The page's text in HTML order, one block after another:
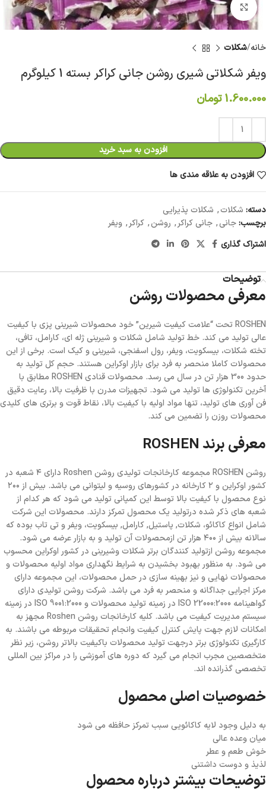
برای بزرگنمایی کلیک کنید
خانه شکلات
ویفر شکلاتی شیری روشن جانی کراکر بسته 1 کیلوگرم
1.600.000 تومان
افزودن به سبد خرید
افزودن به علاقه مندی ها
دسته: شکلات, شکلات پذیرایی
برچسب:جانی, جانی کراکر, روشن, کراکر, ویفر
اشتراک گذاری
توضیحات
معرفی محصولات روشن
ROSHEN تحت “علامت کیفیت شیرین” خود محصولات شیرینی پزی با کیفیت
عالی تولید می کند. خط تولید شامل شکلات و شیرینی ژله ای، کارامل، تافی،
تخته شکلات، بیسکویت، ویفر، رول اسفنجی، شیرینی و کیک است. برخی از این
محصولات کاملا منحصر به فرد برای بازار اوکراین هستند. حجم کل تولید به
حدود 300 هزار تن در سال می رسد. محصولات قنادی ROSHEN مطابق با
آخرین تکنولوژی ها تولید می شود. تجهیزات مدرن با ظرفیت بالا، رعایت دقیق
فن آوری های تولید، تنها مواد اولیه با کیفیت بالا، نقاط قوت و برتری های کلیدی
محصولات روزن را تضمین می کند.
معرفی برند ROSHEN
روشن ROSHEN مجموعه کارخانجات تولیدی روشن Roshen دارای ۴ شعبه در
کشور اوکراین و ۲ کارخانه در کشورهای روسیه و لیتوانی می باشد. بیش از ۲۰۰
نوع محصول با کیفیت بالا توسط این کمپانی تولید می شود که هر کدام از
شعبه های ذکر شده درتولید یک محصول تمرکز دارند. محصولات این شرکت
شامل انواع کاکائو، شکلات, پاستیل, کارامل, بیسکویت، ویفر و تی تاب بوده که
سالانه بیش از ۴۰۰ هزار تن ازمحصولات آن تولید و به بازار عرضه می شود.
مجموعه روشن ازتولید کنندگان برتر شکلات وشیرینی در کشور اوکراین محسوب
می شود. به منظور بهبود بخشیدن به شرایط نگهداری مواد اولیه محصولات و
محصولات نهایی و نیز بهینه سازی در حمل محصولات، این مجموعه دارای
مرکز اجرایی جداگانه و منحصر به فرد می باشد. شرکت روشن تولیدی دارای
گواهینامه ISO 22000:2000 در زمینه تولید محصولات و ISO 9001:2000 در زمینه
سیستم مدیریت کیفیت می باشد. کلیه کارخانجات روشن Roshen مجهز به
امکانات لازم جهت پایش کنترل کیفیت وانجام تحقیقات مربوطه می باشند. به
کارگیری تکنولوژی برتر درجهت تولید محصولات باکیفیت بالاتر روشن، زیر نظر
متخصصین مجرب انجام می گیرد که دوره های آموزشی را در مراکز بین المللی
تخصصی گذرانده اند.
خصوصیات اصلی محصول
به دلیل وجود لایه کاکائویی سبب تمرکز حافظه می شود
میان وعده عالی
خوش طعم و عطر
لذیذ و دوست داشتنی
توضیحات بیشتر درباره محصول